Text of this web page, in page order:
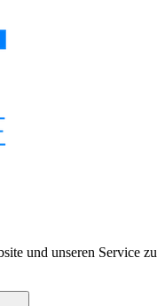
und unseren Service zu